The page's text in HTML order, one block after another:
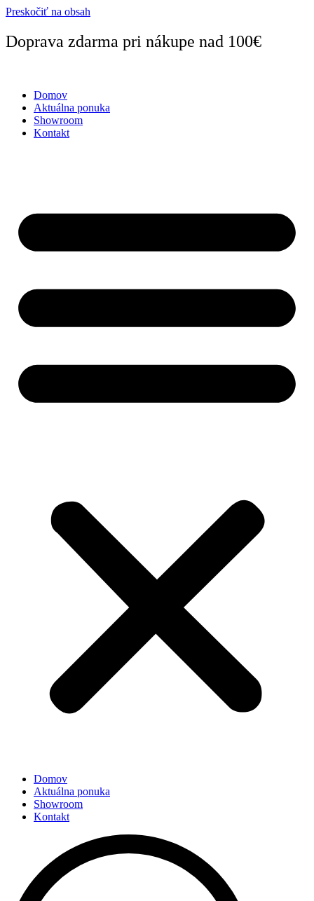
Preskočiť na obsah
Doprava zdarma pri nákupe nad 100€
Domov
Aktuálna ponuka
Showroom
Kontakt
Domov
Aktuálna ponuka
Showroom
Kontakt